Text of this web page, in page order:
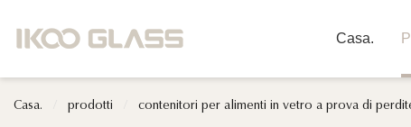
Casa.
Casa. prodotti contenitori per alimenti in vetro a prova di